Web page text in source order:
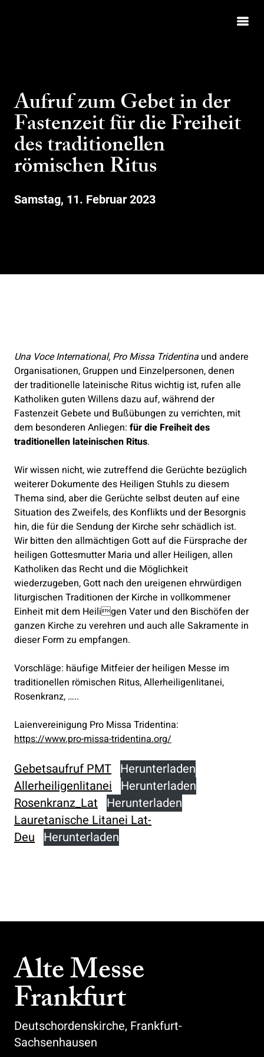
Aufruf zum Gebet in der
Fastenzeit für die Freiheit
des traditionellen
römischen Ritus
Samstag, 11. Februar 2023
Una Voce International, Pro Missa Tridentina und andere
Organisationen, Gruppen und Einzelpersonen, denen
der traditionelle lateinische Ritus wichtig ist, rufen alle
Katholiken guten Willens dazu auf, während der
Fastenzeit Gebete und Bußübungen zu verrichten, mit
dem besonderen Anliegen: für die Freiheit des
traditionellen lateinischen Ritus.
Wir wissen nicht, wie zutreffend die Gerüchte bezüglich
weiterer Dokumente des Heiligen Stuhls zu diesem
Thema sind, aber die Gerüchte selbst deuten auf eine
Situation des Zweifels, des Konflikts und der Besorgnis
hin, die für die Sendung der Kirche sehr schädlich ist.
Wir bitten den allmächtigen Gott auf die Fürsprache der
heiligen Gottesmutter Maria und aller Heiligen, allen
Katholiken das Recht und die Möglichkeit
wiederzugeben, Gott nach den ureigenen ehrwürdigen
liturgischen Traditionen der Kirche in vollkommener
Einheit mit dem Heiligen Vater und den Bischöfen der
ganzen Kirche zu verehren und auch alle Sakramente in
dieser Form zu empfangen.
Vorschläge: häufige Mitfeier der heiligen Messe im
traditionellen römischen Ritus, Allerheiligenlitanei,
Rosenkranz, …..
Laienvereinigung Pro Missa Tridentina:
https://www.pro-missa-tridentina.org/
Gebetsaufruf PMT Herunterladen
Allerheiligenlitanei Herunterladen
Rosenkranz_Lat Herunterladen
Lauretanische Litanei Lat-
Deu Herunterladen
Alte Messe
Frankfurt
Deutschordenskirche, Frankfurt-
Sachsenhausen